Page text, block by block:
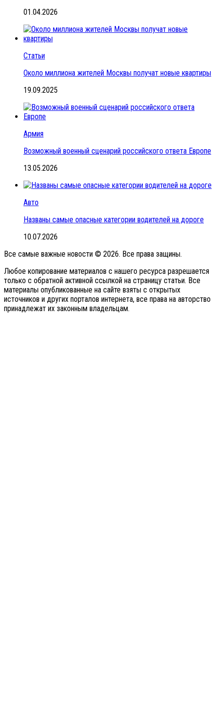
01.04.2026
Статьи
Около миллиона жителей Москвы получат новые квартиры
19.09.2025
Армия
Возможный военный сценарий российского ответа Европе
13.05.2026
Авто
Названы самые опасные категории водителей на дороге
10.07.2026
Все самые важные новости © 2026. Все права защины.
Любое копирование материалов с нашего ресурса разрешается
только с обратной активной ссылкой на страницу статьи. Все
материалы опубликованные на сайте взяты с открытых
источников и других порталов интернета, все права на авторство
принадлежат их законным владельцам.